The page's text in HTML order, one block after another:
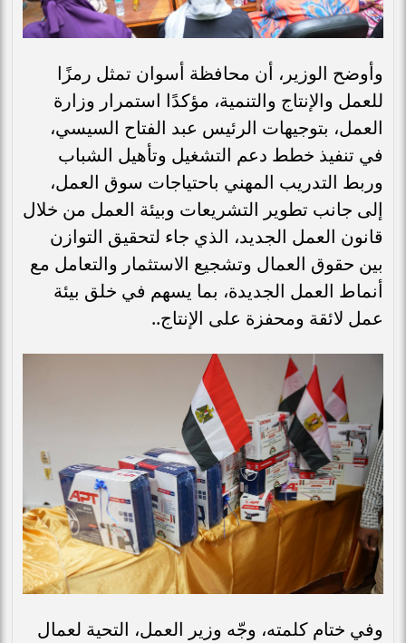
وأوضح الوزير، أن محافظة أسوان تمثل رمزًا
للعمل والإنتاج والتنمية، مؤكدًا استمرار وزارة
العمل، بتوجيهات الرئيس عبد الفتاح السيسي،
في تنفيذ خطط دعم التشغيل وتأهيل الشباب
وربط التدريب المهني باحتياجات سوق العمل،
إلى جانب تطوير التشريعات وبيئة العمل من خلال
قانون العمل الجديد، الذي جاء لتحقيق التوازن
بين حقوق العمال وتشجيع الاستثمار والتعامل مع
أنماط العمل الجديدة، بما يسهم في خلق بيئة
عمل لائقة ومحفزة على الإنتاج..
وفي ختام كلمته، وجّه وزير العمل، التحية لعمال